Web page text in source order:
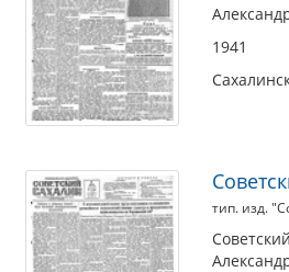
1941
тип. изд.